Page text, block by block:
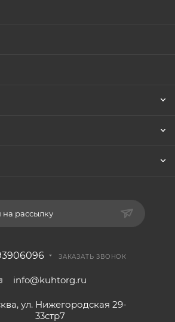
на рассылку
ЗАКАЗАТЬ ЗВОНОК
info@kuhtorg.ru
ул. Нижегородская 29-
33стр7